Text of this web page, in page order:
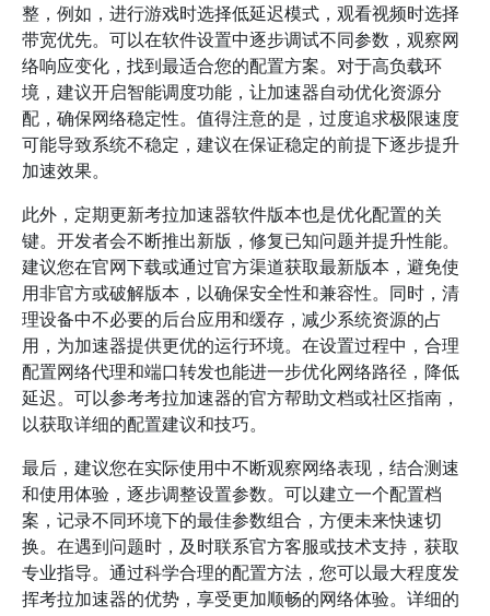
整，例如，进行游戏时选择低延迟模式，观看视频时选择
带宽优先。可以在软件设置中逐步调试不同参数，观察网
络响应变化，找到最适合您的配置方案。对于高负载环
境，建议开启智能调度功能，让加速器自动优化资源分
配，确保网络稳定性。值得注意的是，过度追求极限速度
可能导致系统不稳定，建议在保证稳定的前提下逐步提升
加速效果。
此外，定期更新考拉加速器软件版本也是优化配置的关
键。开发者会不断推出新版，修复已知问题并提升性能。
建议您在官网下载或通过官方渠道获取最新版本，避免使
用非官方或破解版本，以确保安全性和兼容性。同时，清
理设备中不必要的后台应用和缓存，减少系统资源的占
用，为加速器提供更优的运行环境。在设置过程中，合理
配置网络代理和端口转发也能进一步优化网络路径，降低
延迟。可以参考考拉加速器的官方帮助文档或社区指南，
以获取详细的配置建议和技巧。
最后，建议您在实际使用中不断观察网络表现，结合测速
和使用体验，逐步调整设置参数。可以建立一个配置档
案，记录不同环境下的最佳参数组合，方便未来快速切
换。在遇到问题时，及时联系官方客服或技术支持，获取
专业指导。通过科学合理的配置方法，您可以最大程度发
挥考拉加速器的优势，享受更加顺畅的网络体验。详细的